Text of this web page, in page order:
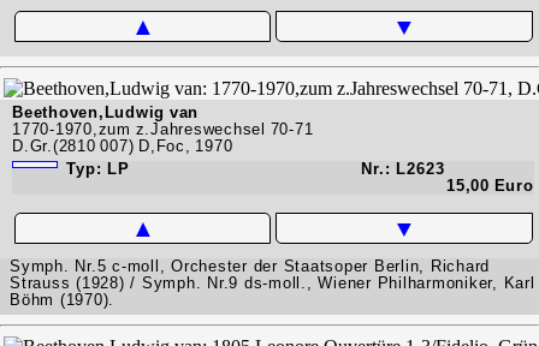
▲ ▼
Beethoven,Ludwig van
1770-1970,zum z.Jahreswechsel 70-71
D.Gr.(2810 007) D,Foc, 1970
Typ: LP
Nr.: L2623
15,00 Euro
▲ ▼
Symph. Nr.5 c-moll, Orchester der Staatsoper Berlin, Richard
Strauss (1928) / Symph. Nr.9 ds-moll., Wiener Philharmoniker, Karl
Böhm (1970).